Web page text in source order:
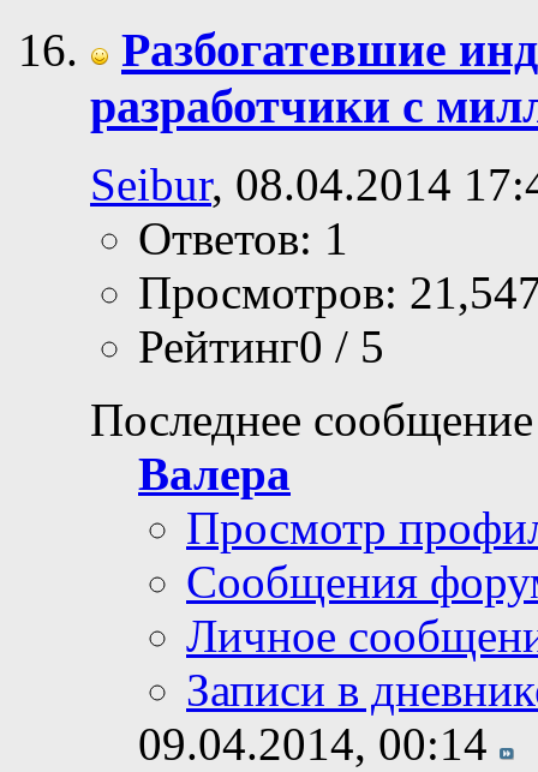
Разбогатевшие
разработчики с
Seibur, 08.04.2014
Ответов: 1
Просмотров:
Рейтинг0 / 5
Последнее
Валера
Просмотр
Сообщения
Личное
Записи в
09.04.2014, 00:14